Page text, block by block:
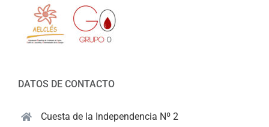
DATOS DE CONTACTO
Cuesta de la Independencia Nº 2